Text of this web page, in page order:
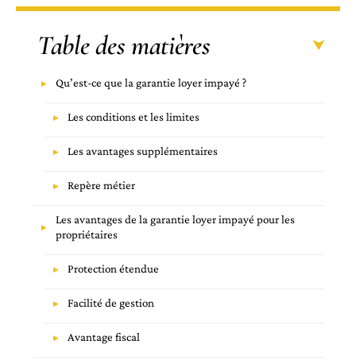
Table des matières
Qu’est-ce que la garantie loyer impayé ?
Les conditions et les limites
Les avantages supplémentaires
Repère métier
Les avantages de la garantie loyer impayé pour les
propriétaires
Protection étendue
Facilité de gestion
Avantage fiscal